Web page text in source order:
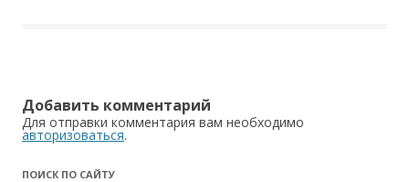
Добавить комментарий
Для отправки комментария вам необходимо
авторизоваться.
ПОИСК ПО САЙТУ